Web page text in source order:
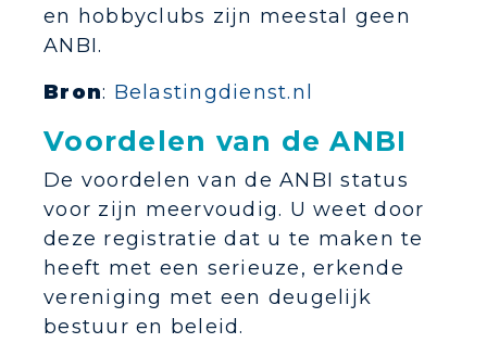
en hobbyclubs zijn meestal geen
ANBI.
Bron: Belastingdienst.nl
Voordelen van de ANBI
De voordelen van de ANBI status
voor zijn meervoudig. U weet door
deze registratie dat u te maken te
heeft met een serieuze, erkende
vereniging met een deugelijk
bestuur en beleid.